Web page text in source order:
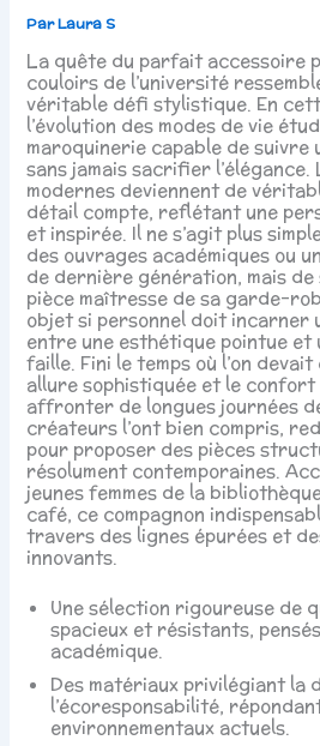
ParLaura S
La quête du parfait accessoire
couloirs de l’université
véritable défi stylistique. En
l’évolution des modes de vie
maroquinerie capable de
sans jamais sacrifier
modernes deviennent de
détail compte, reflétant une
et inspirée. Il ne s’agit plus
des ouvrages académiques ou
de dernière génération, mais de
pièce maîtresse de sa garde-
objet si personnel doit incarner
entre une esthétique pointue et
faille. Fini le temps où l’on
allure sophistiquée et le
affronter de longues journées
créateurs l’ont bien compris,
pour proposer des pièces
résolument contemporaines.
jeunes femmes de la
café, ce compagnon
travers des lignes épurées et
innovants.
Une sélection rigoureuse de
spacieux et résistants,
académique.
Des matériaux privilégiant la
l’écoresponsabilité,
environnementaux actuels.